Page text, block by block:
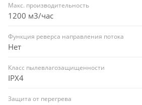
Макс. производительность
1200 м3/час
Функция реверса направления потока
Нет
Класс пылевлагозащищенности
IPX4
Защита от перегрева